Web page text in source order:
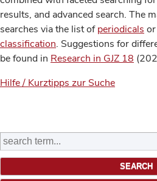
results, and advanced search. The
searches via the list ofperiodicals
classification. Suggestions for
be found in Research in GJZ 18
Hilfe / Kurztipps zur Suche